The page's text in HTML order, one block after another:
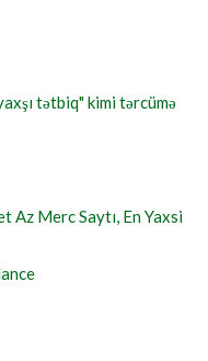
tətbiq" kimi tərcümə
Az Merc Saytı, En Yaxsi